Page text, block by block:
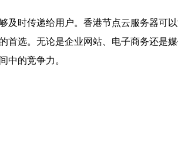
时传递给用户。香港节点云服务器可
首选。无论是企业网站、电子商务还是
中的竞争力。